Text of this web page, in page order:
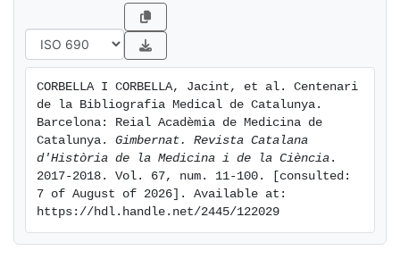
la “Bibliografia Medical de
Catalunya”. Ara fa cent anys.
CORBELLA I CORBELLA, Jacint, et al. Centenari
de la Bibliografia Medical de Catalunya.
Barcelona: Reial Acadèmia de Medicina de
Catalunya. Gimbernat. Revista Catalana
d'Història de la Medicina i de la Ciència .
2017-2018. Vol. 67, num. 11-100. [consulted:
7 of August of 2026]. Available at:
https://hdl.handle.net/2445/122029